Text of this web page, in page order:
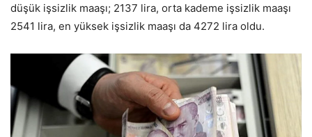
düşük işsizlik maaşı; 2137 lira, orta kademe işsizlik maaşı
2541 lira, en yüksek işsizlik maaşı da 4272 lira oldu.